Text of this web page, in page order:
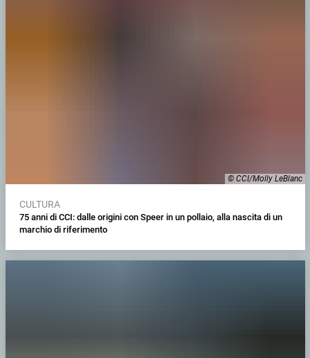
© CCI/Molly LeBlanc
CULTURA
75 anni di CCI: dalle origini con Speer in un pollaio, alla nascita di un
marchio di riferimento